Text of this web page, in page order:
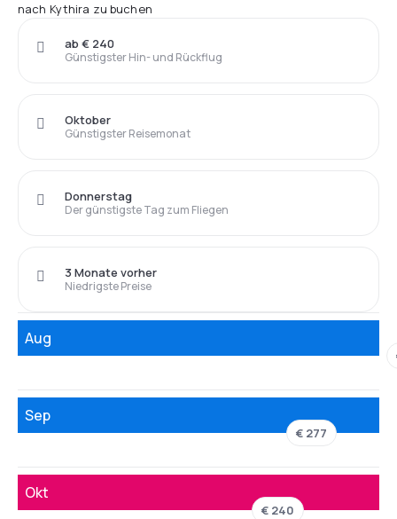
nach Kythira zu buchen
Günstigster Hin- und Rückflug
ab € 240
Günstigster Reisemonat
Oktober
Der günstigste Tag zum Fliegen
Donnerstag
Niedrigste Preise
3 Monate vorher
Aug
Sep
€ 277
Okt
€ 240